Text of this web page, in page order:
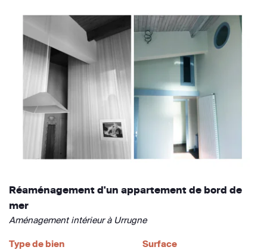
Réaménagement d'un appartement de bord de
mer
Aménagement intérieur à Urrugne
Type de bien
Surface